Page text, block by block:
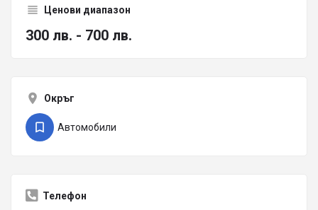
Ценови диапазон
300 лв. - 700 лв.
Окръг
Автомобили
Телефон